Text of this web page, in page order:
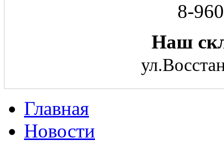
8-
Наш
Главная
Новости